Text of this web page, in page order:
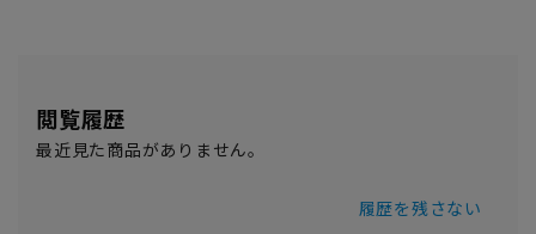
閲覧履歴
最近見た商品がありません。
履歴を残さない